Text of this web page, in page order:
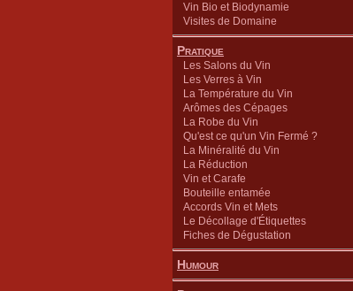
Vin Bio et Biodynamie
Visites de Domaine
Pratique
Les Salons du Vin
Les Verres à Vin
La Température du Vin
Arômes des Cépages
La Robe du Vin
Qu'est ce qu'un Vin Fermé ?
La Minéralité du Vin
La Réduction
Vin et Carafe
Bouteille entamée
Accords Vin et Mets
Le Décollage d'Étiquettes
Fiches de Dégustation
Humour